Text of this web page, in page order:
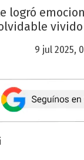
logró
vivido
9 jul 2025,